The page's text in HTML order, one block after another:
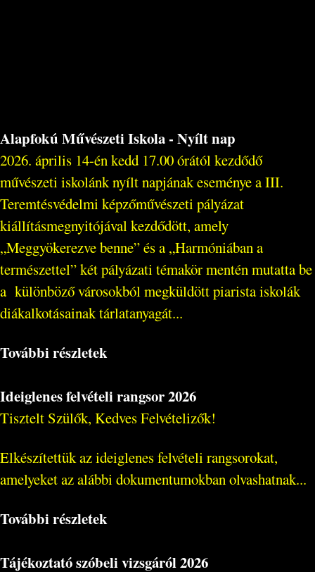
Alapfokú Művészeti Iskola - Nyílt nap
2026. április 14-én kedd 17.00 órától kezdődő
művészeti iskolánk nyílt napjának eseménye a III.
Teremtésvédelmi képzőművészeti pályázat
kiállításmegnyitójával kezdődött, amely
„Meggyökerezve benne” és a „Harmóniában a
természettel” két pályázati témakör mentén mutatta be
a különböző városokból megküldött piarista iskolák
diákalkotásainak tárlatanyagát...
További részletek
Ideiglenes felvételi rangsor 2026
Tisztelt Szülők, Kedves Felvételizők!
Elkészítettük az ideiglenes felvételi rangsorokat,
amelyeket az alábbi dokumentumokban olvashatnak...
További részletek
Tájékoztató szóbeli vizsgáról 2026